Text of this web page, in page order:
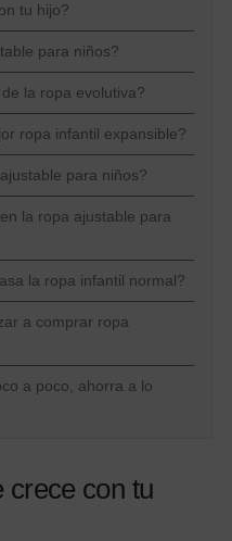
tu hijo?
para niños?
la ropa evolutiva?
ropa infantil expansible?
para niños?
la ropa ajustable para
la ropa infantil normal?
a comprar ropa
a poco, ahorra a lo
crece con tu